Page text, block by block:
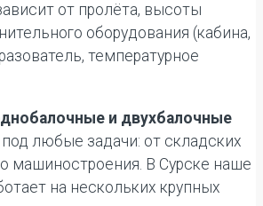
от пролёта, высоты
оборудования (кабина,
температурное
и двухбалочные
под любые задачи: от складских
машиностроения. В Сурске наше
на нескольких крупных